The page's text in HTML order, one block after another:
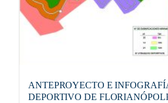
ANTEPROYECTO E
DEPORTIVO DE